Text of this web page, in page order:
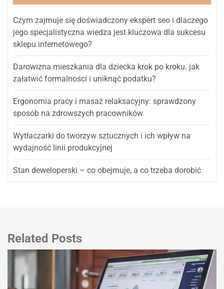
Czym zajmuje się doświadczony ekspert seo i dlaczego
jego specjalistyczna wiedza jest kluczowa dla sukcesu
sklepu internetowego?
Darowizna mieszkania dla dziecka krok po kroku. jak
załatwić formalności i uniknąć podatku?
Ergonomia pracy i masaż relaksacyjny: sprawdzony
sposób na zdrowszych pracowników.
Wytłaczarki do tworzyw sztucznych i ich wpływ na
wydajność linii produkcyjnej
Stan deweloperski – co obejmuje, a co trzeba dorobić
Related Posts